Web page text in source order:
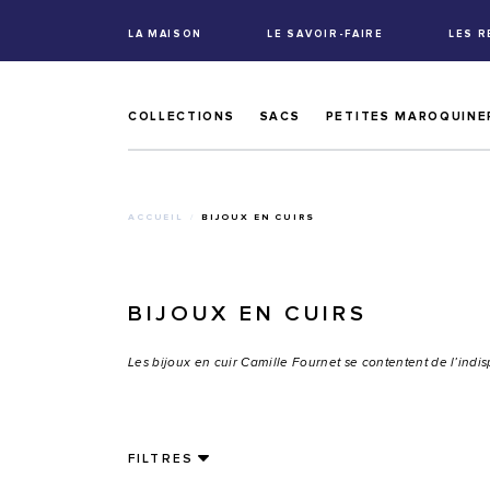
LA MAISON LE SAVOIR-FAIRE LES
COLLECTIONS SACS PETITES
ACCUEIL BIJOUX EN CUIRS
BIJOUX EN CUIRS
Les bijoux en cuir Camille Fournet se contentent de
FILTRES